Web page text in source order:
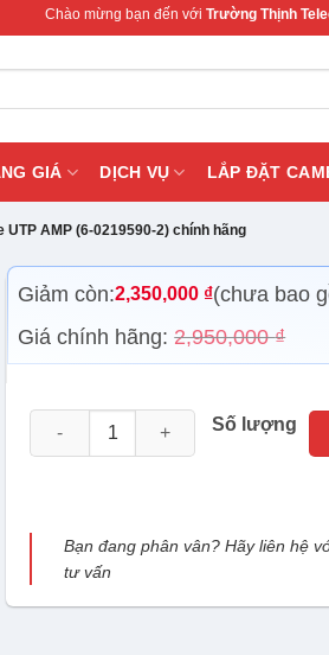
mừng bạn đến với Trường Thịnh Telecom–
GIÁ DỊCH VỤ LẮP ĐẶT
AMP (6-0219590-2) chính hãng
Giảm còn:2,350,000 ₫(chưa bao
Giá chính hãng:2,950,000₫
Số lượng
Cáp mạng CommScope Cat5e UTP
Bạn đang phân vân? Hãy liên hệ
tư vấn